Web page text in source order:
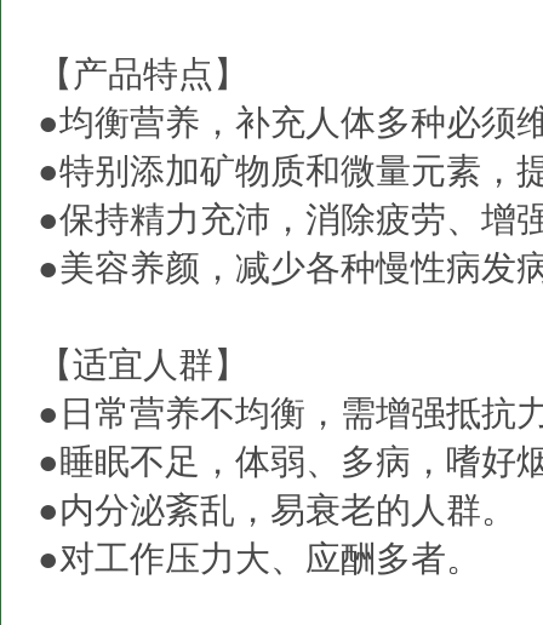
【产品特点】
●均衡营养，补充人体多种必须
●特别添加矿物质和微量元素，
●保持精力充沛，消除疲劳、增
●美容养颜，减少各种慢性病发
【适宜人群】
●日常营养不均衡，需增强抵抗
●睡眠不足，体弱、多病，嗜好
●内分泌紊乱，易衰老的人群。
●对工作压力大、应酬多者。